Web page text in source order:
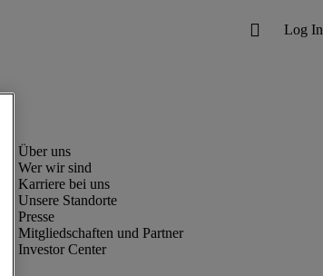
Wer wir sind
Karriere bei uns
Unsere Standorte
Presse
Mitgliedschaften und Partner
Investor Center